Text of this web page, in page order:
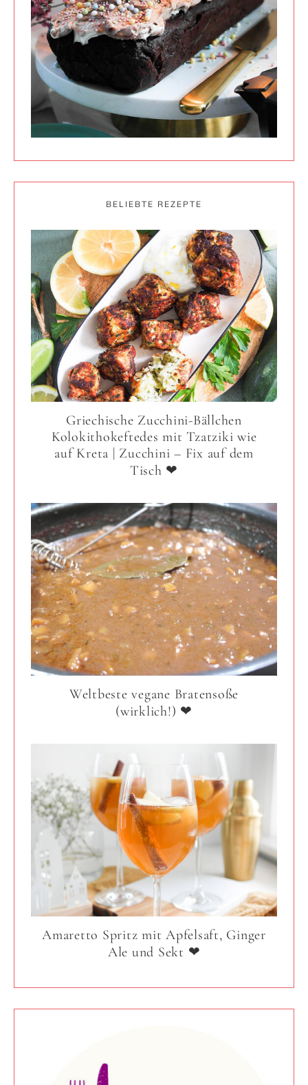
BELIEBTE REZEPTE
Griechische Zucchini-Bällchen
Kolokithokeftedes mit Tzatziki wie
auf Kreta | Zucchini – Fix auf dem
Tisch ❤
Weltbeste vegane Bratensoße
(wirklich!) ❤
Amaretto Spritz mit Apfelsaft, Ginger
Ale und Sekt ❤